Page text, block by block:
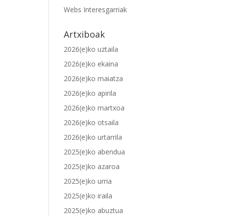
Webs Interesgarriak
Artxiboak
2026(e)ko uztaila
2026(e)ko ekaina
2026(e)ko maiatza
2026(e)ko apirila
2026(e)ko martxoa
2026(e)ko otsaila
2026(e)ko urtarrila
2025(e)ko abendua
2025(e)ko azaroa
2025(e)ko urria
2025(e)ko iraila
2025(e)ko abuztua